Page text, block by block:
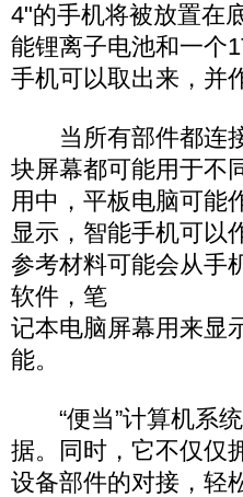
4"的手机将被放置在
能锂离子电池和一个
手机可以取出来，并
当所有部件都连接
块屏幕都可能用于不
用中，平板电脑可能
显示，智能手机可以
参考材料可能会从手
软件，笔
记本电脑屏幕用来显
能。
“便当”计算机系统
据。同时，它不仅仅
设备部件的对接，轻